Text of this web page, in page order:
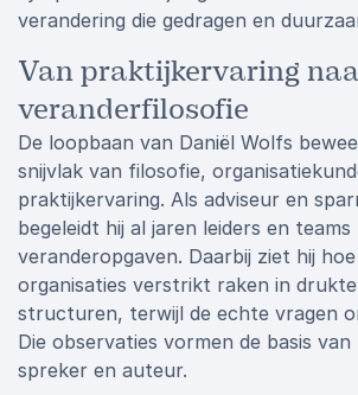
verandering die gedragen en
Van praktijkervaring
veranderfilosofie
De loopbaan van Daniël Wolfs
snijvlak van filosofie,
praktijkervaring. Als adviseur en
begeleidt hij al jaren leiders en
veranderopgaven. Daarbij ziet hij
organisaties verstrikt raken in
structuren, terwijl de echte vragen
Die observaties vormen de basis van
spreker en auteur.